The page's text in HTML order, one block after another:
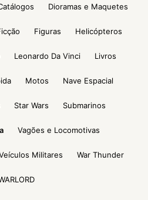
Dioramas e Maquetes
Figuras Helicópteros
Leonardo Da Vinci Livros
Motos Nave Espacial
Star Wars Submarinos
Vagões e Locomotivas
Militares War Thunder